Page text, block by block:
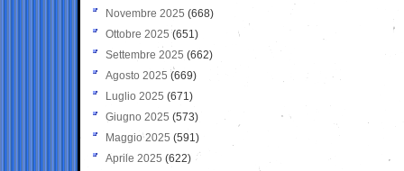
Novembre 2025 (668)
Ottobre 2025 (651)
Settembre 2025 (662)
Agosto 2025 (669)
Luglio 2025 (671)
Giugno 2025 (573)
Maggio 2025 (591)
Aprile 2025 (622)